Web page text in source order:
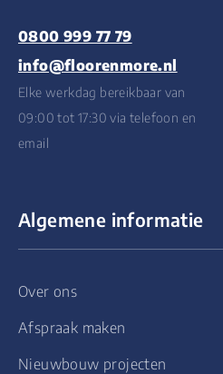
0800 999 77 79
info@floorenmore.nl
Elke werkdag bereikbaar van
09:00 tot 17:30 via telefoon en
email
Algemene informatie
Over ons
Afspraak maken
Nieuwbouw projecten